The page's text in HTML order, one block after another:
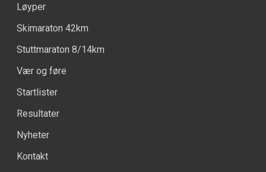
Løyper
Skimaraton 42km
Stuttmaraton 8/14km
Vær og føre
Startlister
Resultater
Nyheter
Kontakt